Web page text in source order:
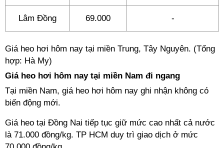
Lâm Đồng 69.000 -
Giá heo hơi hôm nay tại miền Trung, Tây Nguyên. (Tổng
hợp: Hà My)
Giá heo hơi hôm nay tại miền Nam đi ngang
Tại miền Nam, giá heo hơi hôm nay ghi nhận không có
biến động mới.
Giá heo tại Đồng Nai tiếp tục giữ mức cao nhất cả nước
là 71.000 đồng/kg. TP HCM duy trì giao dịch ở mức